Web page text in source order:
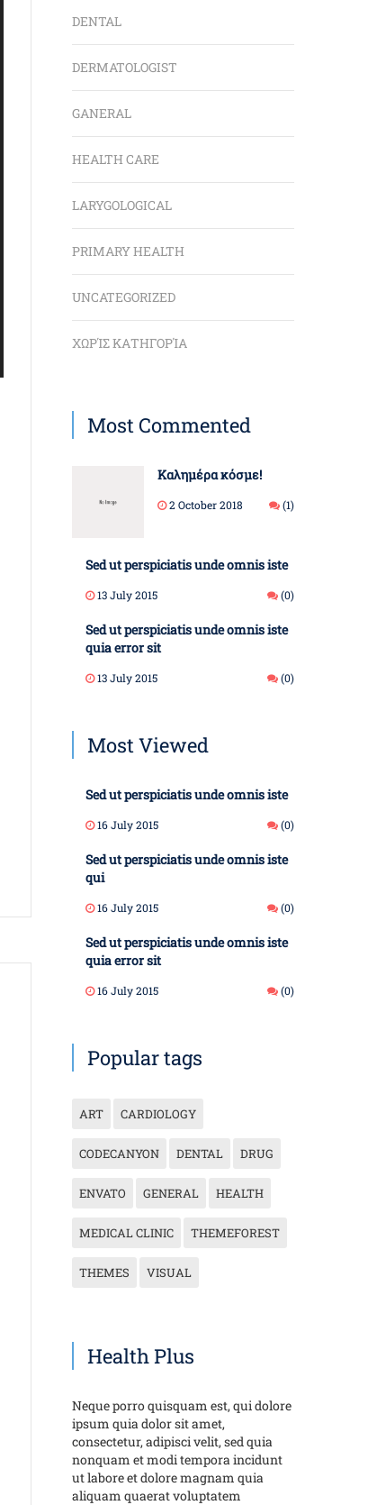
DENTAL
DERMATOLOGIST
GANERAL
HEALTH CARE
LARYGOLOGICAL
PRIMARY HEALTH
UNCATEGORIZED
ΧΩΡΊΣ ΚΑΤΗΓΟΡΊΑ
Most Commented
Καλημέρα κόσμε!
2 October 2018 (1)
Sed ut perspiciatis unde omnis iste
13 July 2015 (0)
Sed ut perspiciatis unde omnis iste
quia error sit
13 July 2015 (0)
Most Viewed
Sed ut perspiciatis unde omnis iste
16 July 2015 (0)
Sed ut perspiciatis unde omnis iste
qui
16 July 2015 (0)
Sed ut perspiciatis unde omnis iste
quia error sit
16 July 2015 (0)
Popular tags
ART CARDIOLOGY
CODECANYON DENTAL DRUG
ENVATO GENERAL HEALTH
MEDICAL CLINIC THEMEFOREST
THEMES VISUAL
Health Plus
Neque porro quisquam est, qui dolore
ipsum quia dolor sit amet,
consectetur, adipisci velit, sed quia
nonquam et modi tempora incidunt
ut labore et dolore magnam quia
aliquam quaerat voluptatem